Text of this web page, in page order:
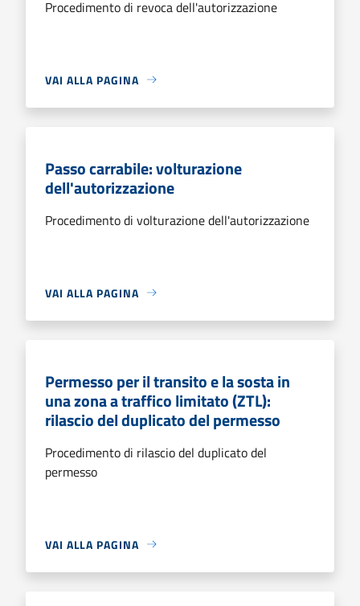
Procedimento di revoca dell'autorizzazione
VAI ALLA PAGINA
Passo carrabile: volturazione
dell'autorizzazione
Procedimento di volturazione dell'autorizzazione
VAI ALLA PAGINA
Permesso per il transito e la sosta in
una zona a traffico limitato (ZTL):
rilascio del duplicato del permesso
Procedimento di rilascio del duplicato del
permesso
VAI ALLA PAGINA